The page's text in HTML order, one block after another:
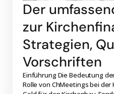
Der
zur
Strategien,
Vorschriften
Einführung Die Bedeutung
Rolle von ChMeetings bei